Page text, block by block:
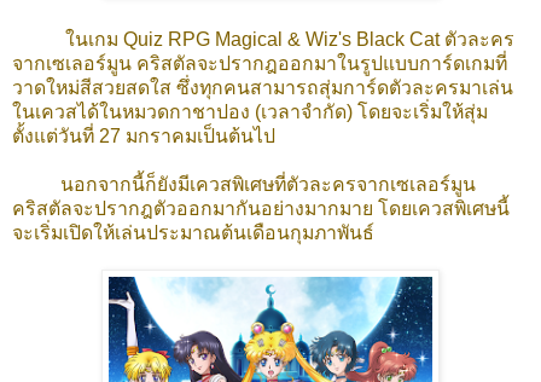
ในเกม Quiz RPG Magical & Wiz's Black Cat ตัวละคร
จากเซเลอร์มูน คริสตัลจะปรากฎออกมาในรูปแบบการ์ดเกมที่
วาดใหม่สีสวยสดใส ซึ่งทุกคนสามารถสุ่มการ์ดตัวละครมาเล่น
ในเควสได้ในหมวดกาชาปอง (เวลาจำกัด) โดยจะเริ่มให้สุ่ม
ตั้งแต่วันที่ 27 มกราคมเป็นต้นไป
นอกจากนี้ก็ยังมีเควสพิเศษที่ตัวละครจากเซเลอร์มูน
คริสตัลจะปรากฎตัวออกมากันอย่างมากมาย โดยเควสพิเศษนี้
จะเริ่มเปิดให้เล่นประมาณต้นเดือนกุมภาพันธ์